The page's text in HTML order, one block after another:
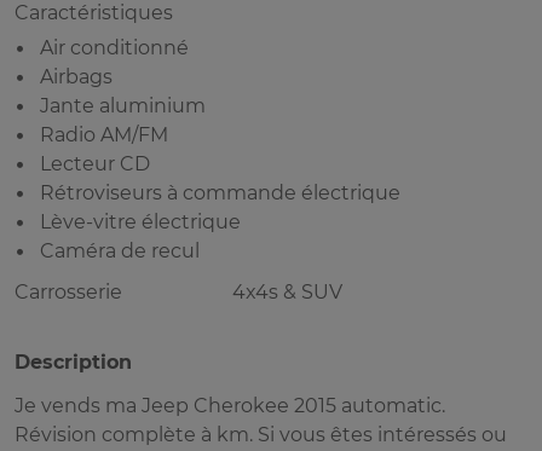
Caractéristiques
Air conditionné
Airbags
Jante aluminium
Radio AM/FM
Lecteur CD
Rétroviseurs à commande électrique
Lève-vitre électrique
Caméra de recul
Carrosserie
4x4s & SUV
Description
Je vends ma Jeep Cherokee 2015 automatic.
Révision complète à km. Si vous êtes intéressés ou